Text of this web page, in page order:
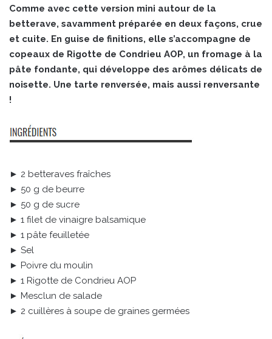
Comme avec cette version mini autour de la
betterave, savamment préparée en deux façons, crue
et cuite. En guise de finitions, elle s’accompagne de
copeaux de Rigotte de Condrieu AOP, un fromage à la
pâte fondante, qui développe des arômes délicats de
noisette. Une tarte renversée, mais aussi renversante
!
► 2 betteraves fraîches
► 50 g de beurre
► 50 g de sucre
► 1 filet de vinaigre balsamique
► 1 pâte feuilletée
► Sel
► Poivre du moulin
► 1 Rigotte de Condrieu AOP
► Mesclun de salade
► 2 cuillères à soupe de graines germées